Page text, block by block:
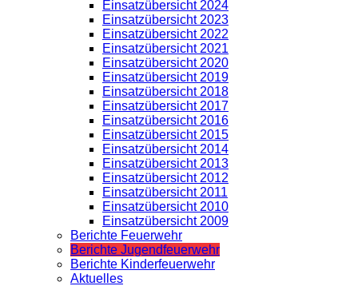
Einsatzübersicht 2024
Einsatzübersicht 2023
Einsatzübersicht 2022
Einsatzübersicht 2021
Einsatzübersicht 2020
Einsatzübersicht 2019
Einsatzübersicht 2018
Einsatzübersicht 2017
Einsatzübersicht 2016
Einsatzübersicht 2015
Einsatzübersicht 2014
Einsatzübersicht 2013
Einsatzübersicht 2012
Einsatzübersicht 2011
Einsatzübersicht 2010
Einsatzübersicht 2009
Berichte Feuerwehr
Berichte Jugendfeuerwehr
Berichte Kinderfeuerwehr
Aktuelles